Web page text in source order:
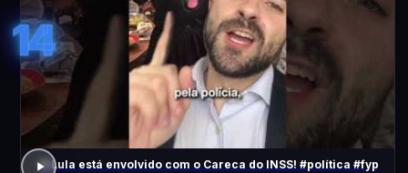
14
O Lula está envolvido com o Careca do INSS! #política #fyp